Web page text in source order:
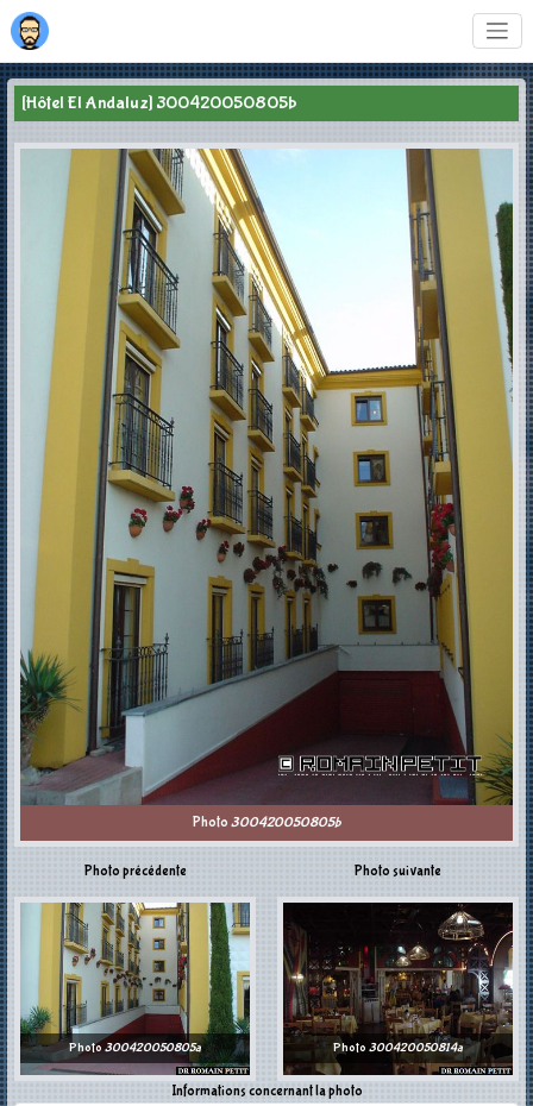
[Hôtel El Andaluz] 300420050805b
Photo 300420050805b
Photo précédente
Photo 300420050805a
Informations concernant la photo
Photo suivante
Photo 300420050814a